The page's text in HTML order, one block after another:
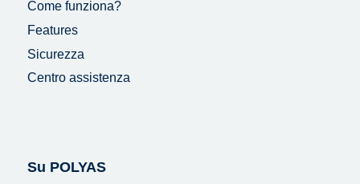
Come funziona?
Features
Sicurezza
Centro assistenza
Su POLYAS